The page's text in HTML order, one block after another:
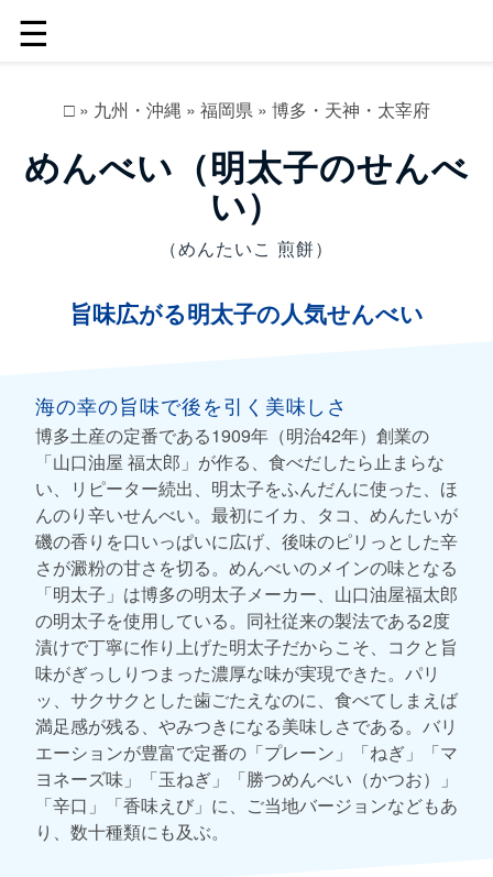
☰
□» 九州・沖縄 » 福岡県» 博多・天神・太宰府
めんべい（明太子のせんべ
い）
（めんたいこ 煎餅）
旨味広がる明太子の人気せんべい
海の幸の旨味で後を引く美味しさ
博多土産の定番である1909年（明治42年）創業の
「山口油屋 福太郎」が作る、食べだしたら止まらな
い、リピーター続出、明太子をふんだんに使った、ほ
んのり辛いせんべい。最初にイカ、タコ、めんたいが
磯の香りを口いっぱいに広げ、後味のピリっとした辛
さが澱粉の甘さを切る。めんべいのメインの味となる
「明太子」は博多の明太子メーカー、山口油屋福太郎
の明太子を使用している。同社従来の製法である2度
漬けで丁寧に作り上げた明太子だからこそ、コクと旨
味がぎっしりつまった濃厚な味が実現できた。パリ
ッ、サクサクとした歯ごたえなのに、食べてしまえば
満足感が残る、やみつきになる美味しさである。バリ
エーションが豊富で定番の「プレーン」「ねぎ」「マ
ヨネーズ味」「玉ねぎ」「勝つめんべい（かつお）」
「辛口」「香味えび」に、ご当地バージョンなどもあ
り、数十種類にも及ぶ。